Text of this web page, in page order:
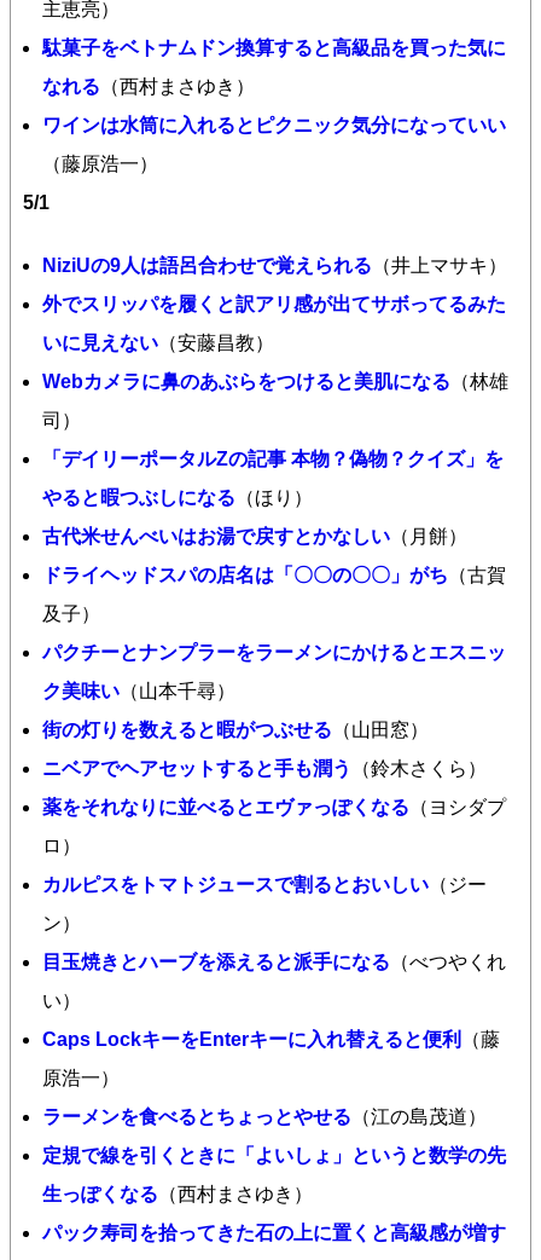
主恵亮）
駄菓子をベトナムドン換算すると高級品を買った気に
なれる （西村まさゆき）
ワインは水筒に入れるとピクニック気分になっていい
（藤原浩一）
5/1
NiziUの9人は語呂合わせで覚えられる （井上マサキ）
外でスリッパを履くと訳アリ感が出てサボってるみた
いに見えない （安藤昌教）
Webカメラに鼻のあぶらをつけると美肌になる （林雄
司）
「デイリーポータルZの記事 本物？偽物？クイズ」を
やると暇つぶしになる （ほり）
古代米せんべいはお湯で戻すとかなしい （月餅）
ドライヘッドスパの店名は「〇〇の〇〇」がち （古賀
及子）
パクチーとナンプラーをラーメンにかけるとエスニッ
ク美味い （山本千尋）
街の灯りを数えると暇がつぶせる （山田窓）
ニベアでヘアセットすると手も潤う
（鈴木さくら）
薬をそれなりに並べるとエヴァっぽくなる （ヨシダプ
ロ）
カルピスをトマトジュースで割るとおいしい （ジー
ン）
目玉焼きとハーブを添えると派手になる （べつやくれ
い）
Caps LockキーをEnterキーに入れ替えると便利
（藤
原浩一）
ラーメンを食べるとちょっとやせる （江の島茂道）
定規で線を引くときに「よいしょ」というと数学の先
生っぽくなる （西村まさゆき）
パック寿司を拾ってきた石の上に置くと高級感が増す